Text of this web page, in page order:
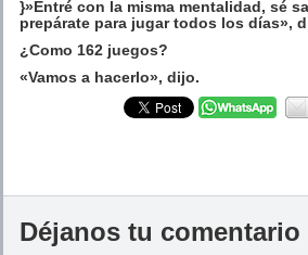
}»Entré con la misma mentalidad, sé
prepárate para jugar todos los días»,
¿Como 162 juegos?
«Vamos a hacerlo», dijo.
Déjanos tu comentario